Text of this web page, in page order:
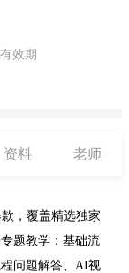
效期
资料 老师
，覆盖精选独家
题教学：基础流
问题解答、AI视